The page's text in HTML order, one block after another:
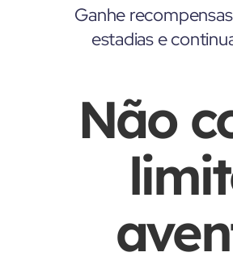
Ganhe
estadias e
Não